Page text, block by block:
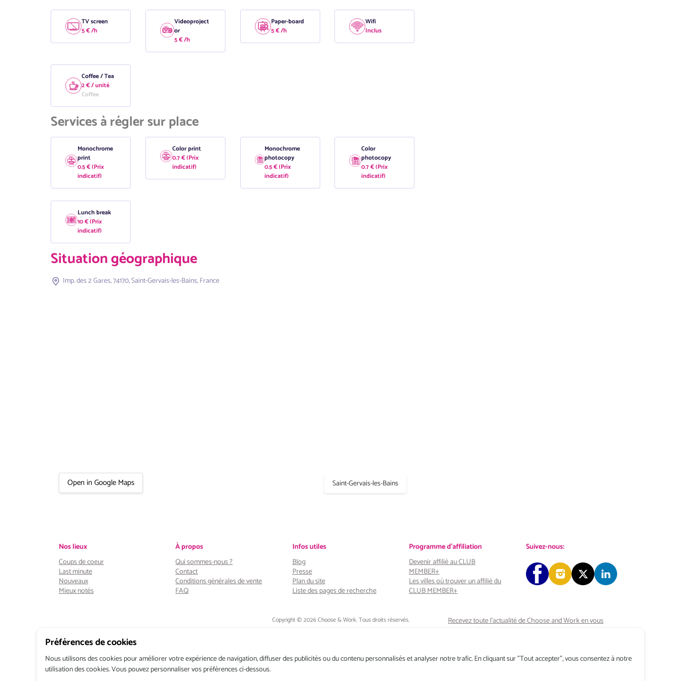
Préférences de cookies
Nous utilisons des cookies pour améliorer votre expérience de navigation, diffuser des publicités ou du contenu personnalisés et analyser notre trafic. En cliquant sur "Tout accepter", vous consentez à notre
utilisation des cookies. Vous pouvez personnaliser vos préférences ci-dessous.
TV screen
5 € /h
Videoproject
or
5 € /h
Paper-board
5 € /h
Wifi
Inclus
Coffee / Tea
2 € / unité
Coffee
Services à régler sur place
Monochrome
print
0.5 € (Prix
indicatif)
Color print
0.7 € (Prix
indicatif)
Monochrome
photocopy
0.5 € (Prix
indicatif)
Color
photocopy
0.7 € (Prix
indicatif)
Lunch break
10 € (Prix
indicatif)
Situation géographique
Imp. des 2 Gares, 74170, Saint-Gervais-les-Bains, France
Open in Google Maps Saint-Gervais-les-Bains
Nos lieux
Coups de coeur
Last minute
Nouveaux
Mieux notés
À propos
Qui sommes-nous ?
Contact
Conditions générales de vente
FAQ
Infos utiles
Blog
Presse
Plan du site
Liste des pages de recherche
Programme d'affiliation
Devenir affilié au CLUB
MEMBER+
Les villes où trouver un affilié du
CLUB MEMBER+
Suivez-nous:
Copyright © 2026 Choose & Work. Tous droits réservés.
Tél: +33 (0) 1 80 522 522
Belgique : 156, avenue de Floréal – 1180 BRUXELLES
Recevez toute l’actualité de Choose and Worken vous
abonnant à notre Newsletter